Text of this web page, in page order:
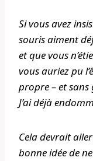
Si vous avez
souris aiment
et que vous
vous auriez pu
propre – et sans
J’ai déjà
Cela devrait
bonne idée de